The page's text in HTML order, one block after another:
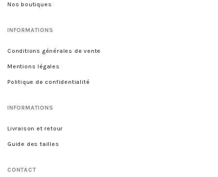
Nos boutiques
INFORMATIONS
Conditions générales de vente
Mentions légales
Politique de confidentialité
INFORMATIONS
Livraison et retour
Guide des tailles
CONTACT